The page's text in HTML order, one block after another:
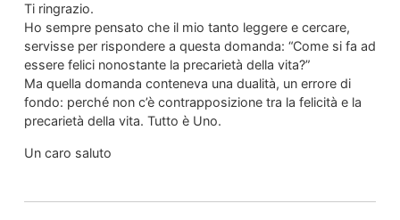
Ti ringrazio.
Ho sempre pensato che il mio tanto leggere e cercare,
servisse per rispondere a questa domanda: “Come si fa ad
essere felici nonostante la precarietà della vita?”
Ma quella domanda conteneva una dualità, un errore di
fondo: perché non c’è contrapposizione tra la felicità e la
precarietà della vita. Tutto è Uno.
Un caro saluto